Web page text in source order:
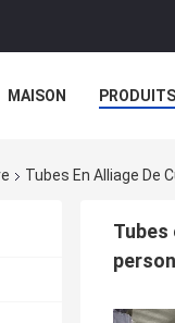
MAISON PRODUITS
Tubes En Alliage De